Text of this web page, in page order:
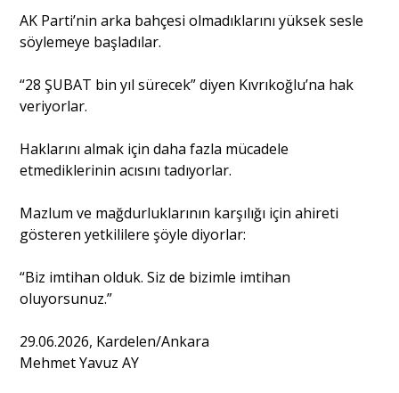
AK Parti’nin arka bahçesi olmadıklarını yüksek sesle
söylemeye başladılar.
“28 ŞUBAT bin yıl sürecek” diyen Kıvrıkoğlu’na hak
veriyorlar.
Haklarını almak için daha fazla mücadele
etmediklerinin acısını tadıyorlar.
Mazlum ve mağdurluklarının karşılığı için ahireti
gösteren yetkililere şöyle diyorlar:
“Biz imtihan olduk. Siz de bizimle imtihan
oluyorsunuz.”
29.06.2026, Kardelen/Ankara
Mehmet Yavuz AY